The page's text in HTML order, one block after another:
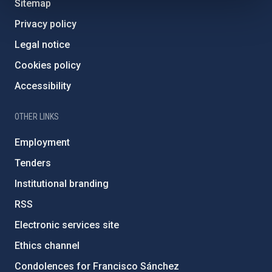
Sitemap
Privacy policy
Legal notice
Cookies policy
Accessibility
OTHER LINKS
Employment
Tenders
Institutional branding
RSS
Electronic services site
Ethics channel
Condolences for Francisco Sánchez